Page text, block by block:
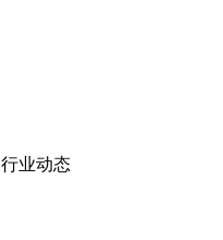
行业动态